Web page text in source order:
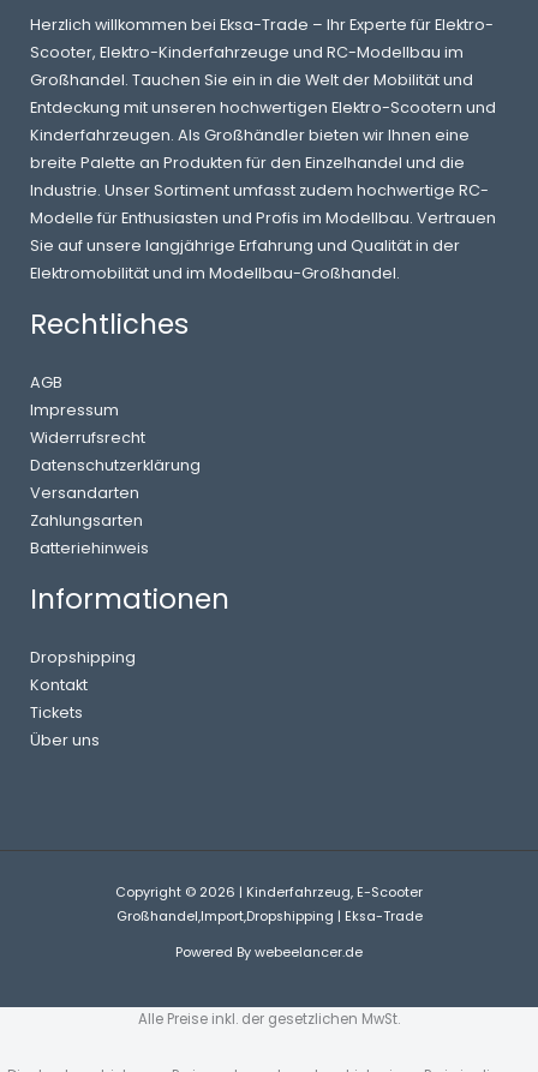
Herzlich willkommen bei Eksa-Trade – Ihr Experte für Elektro-
Scooter, Elektro-Kinderfahrzeuge und RC-Modellbau im
Großhandel. Tauchen Sie ein in die Welt der Mobilität und
Entdeckung mit unseren hochwertigen Elektro-Scootern und
Kinderfahrzeugen. Als Großhändler bieten wir Ihnen eine
breite Palette an Produkten für den Einzelhandel und die
Industrie. Unser Sortiment umfasst zudem hochwertige RC-
Modelle für Enthusiasten und Profis im Modellbau. Vertrauen
Sie auf unsere langjährige Erfahrung und Qualität in der
Elektromobilität und im Modellbau-Großhandel.
Rechtliches
AGB
Impressum
Widerrufsrecht
Datenschutzerklärung
Versandarten
Zahlungsarten
Batteriehinweis
Informationen
Dropshipping
Kontakt
Tickets
Über uns
Copyright © 2026 | Kinderfahrzeug, E-Scooter
Großhandel,Import,Dropshipping | Eksa-Trade
Powered By webeelancer.de
Alle Preise inkl. der gesetzlichen MwSt.